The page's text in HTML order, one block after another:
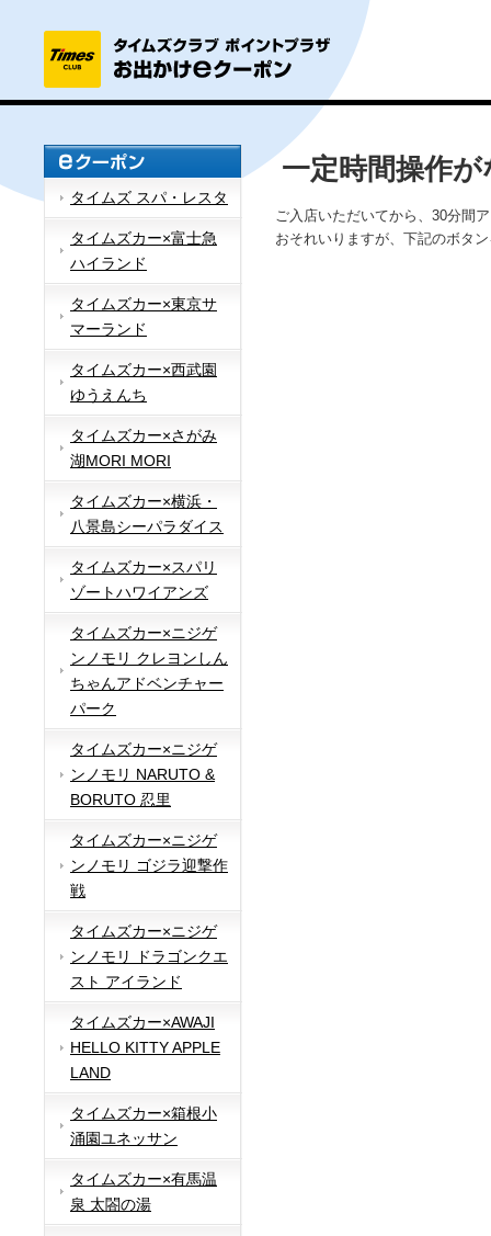
タイムズ スパ・レスタ
タイムズカー×富士急
ハイランド
タイムズカー×東京サ
マーランド
タイムズカー×西武園
ゆうえんち
タイムズカー×さがみ
湖MORI MORI
タイムズカー×横浜・
八景島シーパラダイス
タイムズカー×スパリ
ゾートハワイアンズ
タイムズカー×ニジゲ
ンノモリ クレヨンしん
ちゃんアドベンチャー
パーク
タイムズカー×ニジゲ
ンノモリ NARUTO &
BORUTO 忍里
タイムズカー×ニジゲ
ンノモリ ゴジラ迎撃作
戦
タイムズカー×ニジゲ
ンノモリ ドラゴンクエ
スト アイランド
タイムズカー×AWAJI
HELLO KITTY APPLE
LAND
タイムズカー×箱根小
涌園ユネッサン
タイムズカー×有馬温
泉 太閤の湯
一定時間操作
ご入店いただいてから、30分間
おそれいりますが、下記のボタ